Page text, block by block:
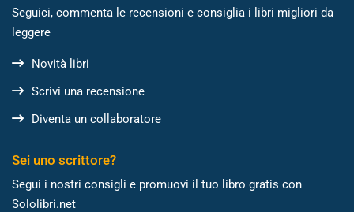
Seguici, commenta le recensioni e consiglia i libri migliori da
leggere
Novità libri
Scrivi una recensione
Diventa un collaboratore
Sei uno scrittore?
Segui i nostri consigli e promuovi il tuo libro gratis con
Sololibri.net